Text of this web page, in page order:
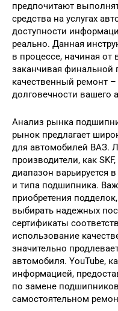
предпочитают
средства на услугах
доступности
реально. Данная
в процессе, начиная
заканчивая финальной
качественный ремонт –
долговечности вашего
Анализ рынка
рынок предлагает
для автомобилей ВАЗ.
производители, как
диапазон варьируется
и типа подшипника.
приобретения
выбирать надежных
сертификаты
использование
значительно
автомобиля. YouTube,
информацией,
по замене
самостоятельном